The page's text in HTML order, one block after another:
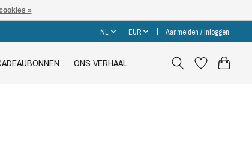
NL EUR Aanmelden / Inloggen
ONS VERHAAL
»